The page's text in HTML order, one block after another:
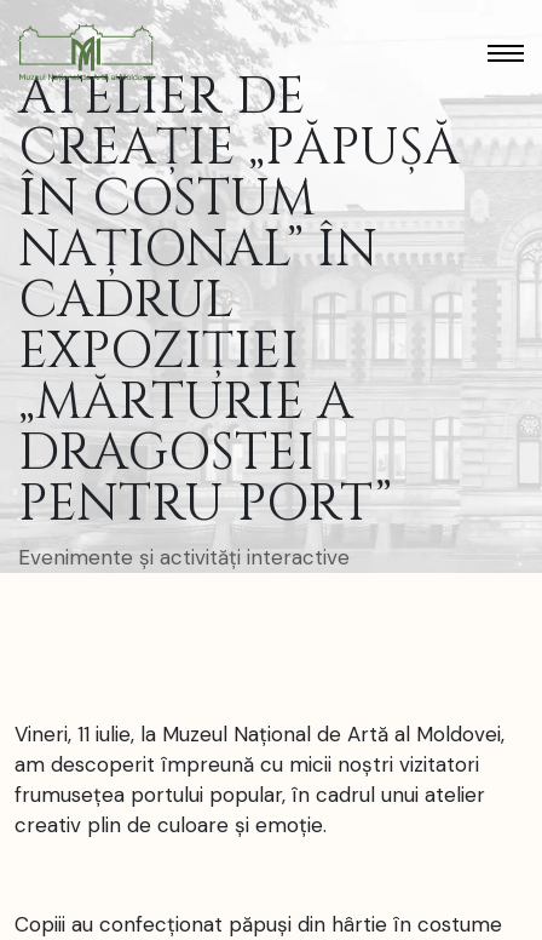
ATELIER DE
CREAȚIE „PĂPUȘĂ
ÎN COSTUM
NAȚIONAL” ÎN
CADRUL
EXPOZIȚIEI
„MĂRTURIE A
DRAGOSTEI
PENTRU PORT”
Evenimente și activități interactive
Vineri, 11 iulie, la Muzeul Național de Artă al Moldovei,
am descoperit împreună cu micii noștri vizitatori
frumusețea portului popular, în cadrul unui atelier
creativ plin de culoare și emoție.
Copiii au confecționat păpuși din hârtie în costume